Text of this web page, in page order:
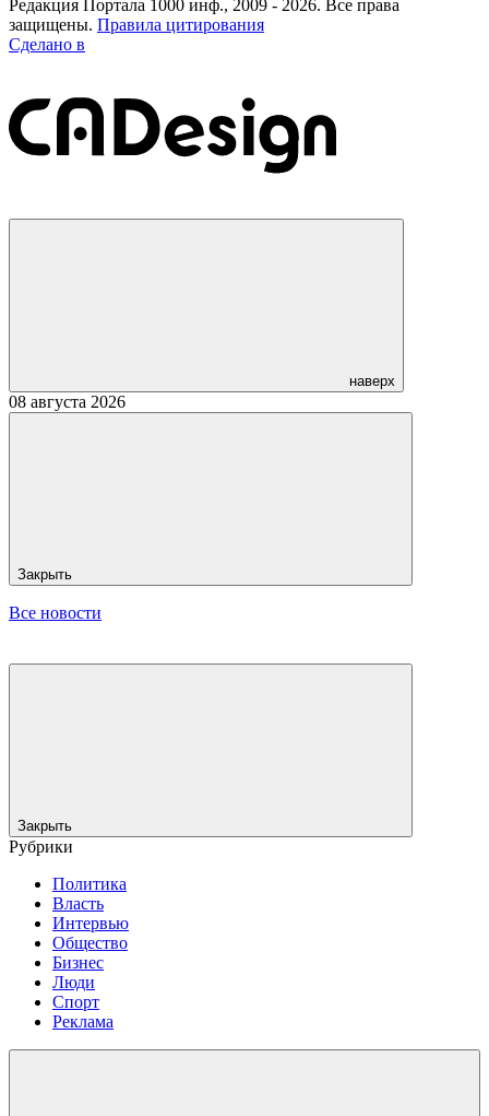
Редакция Портала 1000 инф., 2009 - 2026. Все права
защищены. Правила цитирования
Сделано в
наверх
08 августа 2026
Закрыть
Все новости
Закрыть
Рубрики
Политика
Власть
Интервью
Общество
Бизнес
Люди
Спорт
Реклама